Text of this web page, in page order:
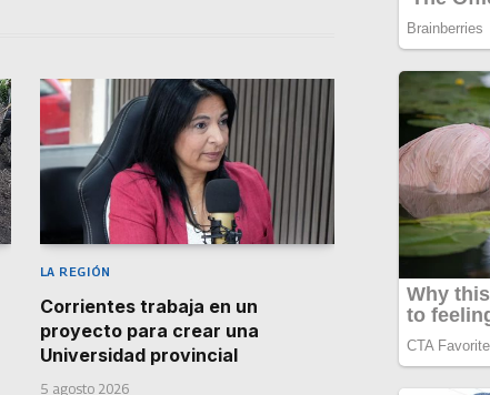
LA REGIÓN
Corrientes trabaja en un
proyecto para crear una
Universidad provincial
5 agosto 2026